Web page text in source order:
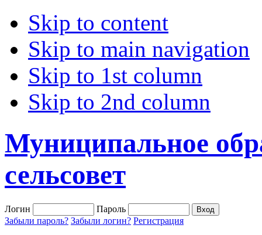
Skip to content
Skip to main navigation
Skip to 1st column
Skip to 2nd column
Муниципальное
сельсовет
Логин
Пароль
Забыли пароль? Забыли логин? Регистрация